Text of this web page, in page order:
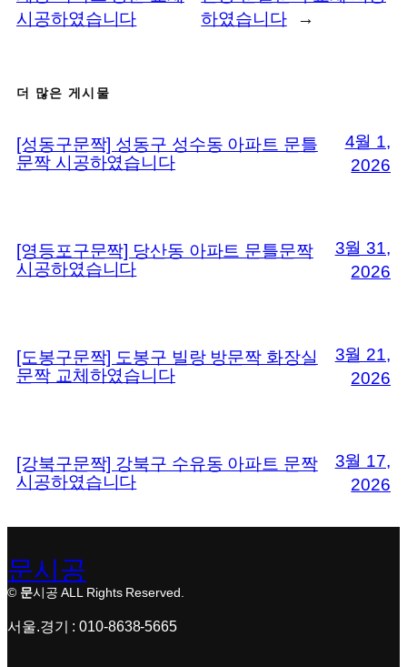
시공하였습니다
하였습니다
→
더 많은 게시물
[성동구문짝] 성동구 성수동 아파트 문틀
문짝 시공하였습니다
4월 1,
2026
[영등포구문짝] 당산동 아파트 문틀문짝
시공하였습니다
3월 31,
2026
[도봉구문짝] 도봉구 빌랑 방문짝 화장실
문짝 교체하였습니다
3월 21,
2026
[강북구문짝] 강북구 수유동 아파트 문짝
시공하였습니다
3월 17,
2026
문시공
© 문시공 ALL Rights Reserved.
서울.경기 : 010-8638-5665